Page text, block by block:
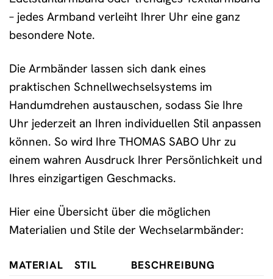
– jedes Armband verleiht Ihrer Uhr eine ganz
besondere Note.
Die Armbänder lassen sich dank eines
praktischen Schnellwechselsystems im
Handumdrehen austauschen, sodass Sie Ihre
Uhr jederzeit an Ihren individuellen Stil anpassen
können. So wird Ihre THOMAS SABO Uhr zu
einem wahren Ausdruck Ihrer Persönlichkeit und
Ihres einzigartigen Geschmacks.
Hier eine Übersicht über die möglichen
Materialien und Stile der Wechselarmbänder:
MATERIAL STIL BESCHREIBUNG